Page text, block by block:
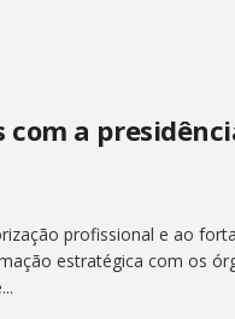
a
profissional e ao
estratégica com os